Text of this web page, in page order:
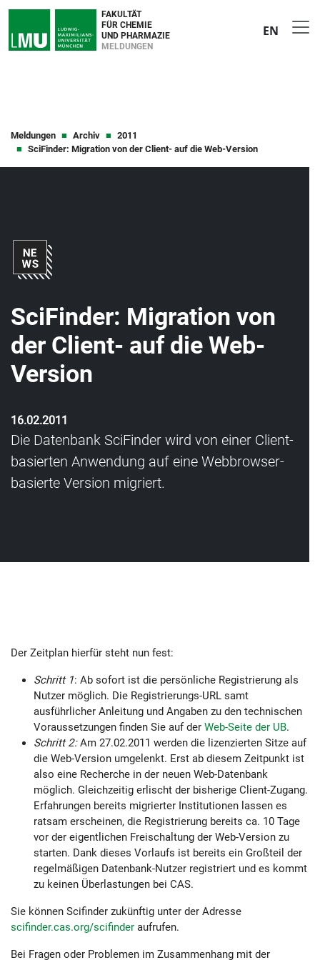
FAKULTÄT
FÜR CHEMIE
UND PHARMAZIE
MELDUNGEN
EN
Meldungen Archiv
2011
SciFinder: Migration von der Client- auf die Web-Version
SciFinder: Migration von
der Client- auf die Web-
Version
16.02.2011
Die Datenbank SciFinder wird von einer Client-
basierten Anwendung auf eine Webbrowser-
basierte Version migriert.
Der Zeitplan hierfür steht nun fest:
Schritt 1: Ab sofort ist die persönliche Registrierung als
Nutzer möglich. Die Registrierungs-URL samt
ausführlicher Anleitung und Angaben zu den technischen
Voraussetzungen finden Sie auf der Web-Seite der UB.
Schritt 2:Am 27.02.2011 werden die lizenzierten Sitze auf
die Web-Version umgelenkt. Erst ab diesem Zeitpunkt ist
also eine Recherche in der neuen Web-Datenbank
möglich. Gleichzeitig erlischt der bisherige Client-Zugang.
Erfahrungen bereits migrierter Institutionen lassen es
ratsam erscheinen, die Registrierung bereits ca. 10 Tage
vor der eigentlichen Freischaltung der Web-Version zu
starten. Dank dieses Vorlaufs ist bereits ein Großteil der
regelmäßigen Datenbank-Nutzer registriert und es kommt
zu keinen Überlastungen bei CAS.
Sie können Scifinder zukünftig unter der Adresse
scifinder.cas.org/scifinder aufrufen.
Bei Fragen oder Problemen im Zusammenhang mit der